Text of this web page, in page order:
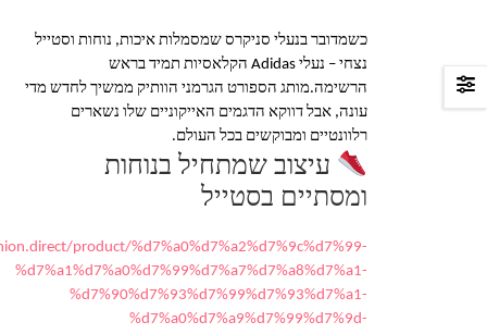
כשמדובר בנעלי סניקרס שמסמלות איכות, נוחות וסטייל
נצחי – נעלי Adidas הקלאסיות תמיד בראש
הרשימה.מותג הספורט הגרמני הוותיק ממשיך לחדש מדי
עונה, אבל דווקא הדגמים האייקוניים שלו נשארים
רלוונטיים ומבוקשים בכל העולם.
עיצוב שמתחיל בנוחות
ומסתיים בסטייל
product/%d7%a0%d7%a2%d7%9c%d7%99-
%d7%a1%d7%a0%d7%99%d7%a7%d7%a8%d7%a1-
%d7%90%d7%93%d7%99%d7%93%d7%a1-
%d7%a0%d7%a9%d7%99%d7%9d-